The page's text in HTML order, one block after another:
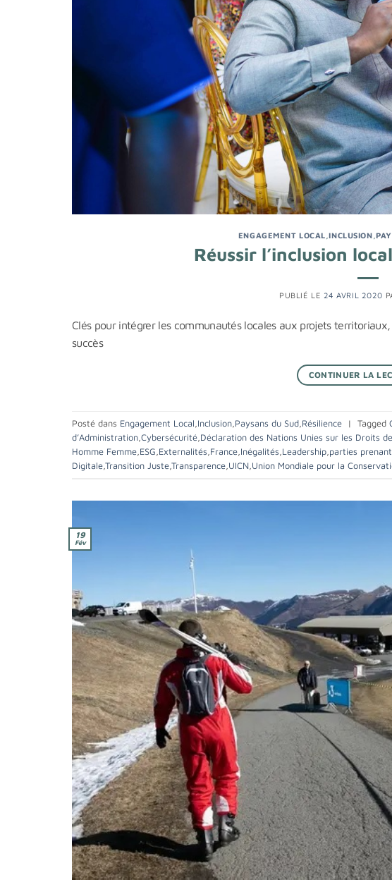
ENGAGEMENT LOCAL ,INCLUSION ,
Réussir l’inclusion
PUBLIÉ LE 24 AVRIL 2020
Clés pour intégrer les communautés locales aux projets
succès
CONTINUER LA
Posté dans Engagement Local Inclusion Paysans du Sud Résilience | Tagged
d’Administration Cybersécurité Déclaration des Nations Unies sur les Droits
Homme Femme ESG Externalités France Inégalités Leadership parties
Digitale Transition Juste Transparence UICN Union Mondiale pour la
19
Fév